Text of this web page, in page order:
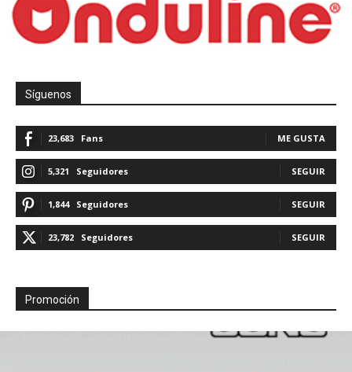
Síguenos
23,683 Fans ME GUSTA
5,321 Seguidores SEGUIR
1,844 Seguidores SEGUIR
23,782 Seguidores SEGUIR
Promoción